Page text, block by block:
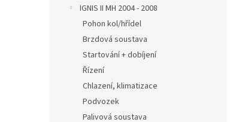
IGNIS II MH 2004 - 2008
Pohon kol/hřídel
Brzdová soustava
Startování + dobíjení
Řízení
Chlazení, klimatizace
Podvozek
Palivová soustava